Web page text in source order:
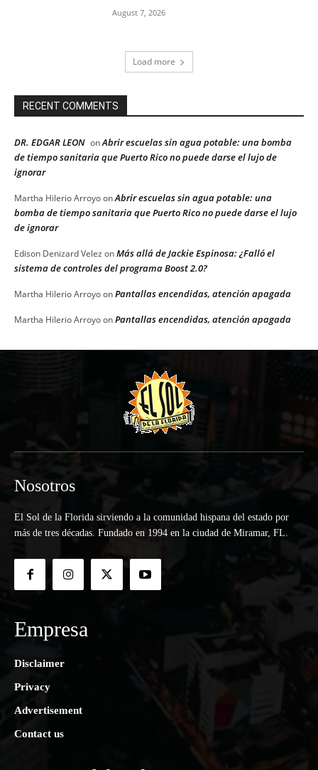
August 7, 2026
Load more
RECENT COMMENTS
DR. EDGAR LEON onAbrir escuelas sin agua potable: una bomba
de tiempo sanitaria que Puerto Rico no puede darse el lujo de
ignorar
Martha Hilerio ArroyoonAbrir escuelas sin agua potable: una
bomba de tiempo sanitaria que Puerto Rico no puede darse el lujo
de ignorar
Edison Denizard Velez onMás allá de Jackie Espinosa: ¿Falló el
sistema de controles del programa Boost 2.0?
Martha Hilerio ArroyoonPantallas encendidas, atención apagada
Martha Hilerio ArroyoonPantallas encendidas, atención apagada
Nosotros
El Sol de la Florida sirviendo a la comunidad hispana del estado por
más de tres décadas. Fundado en 1994 en la ciudad de Miramar, FL.
Empresa
Disclaimer
Privacy
Advertisement
Contact us